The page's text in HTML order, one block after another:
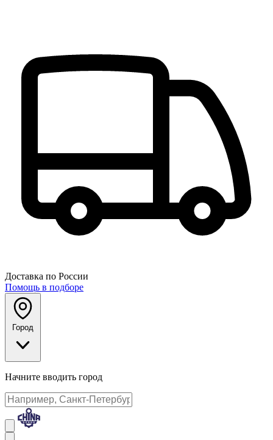
Доставка по России
Помощь в подборе
Город
Начните вводить город